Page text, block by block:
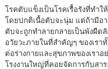
โรคตับแข็งเป็นโรคเรื้อรังที่ทำใ
โดยปกติเนื้อตับจะนุ่ม แต่ถ้ามีอ
ตับจะถูกทำลายกลายเป็นพังผืด
อวัยวะภายในที่สำคัญๆ ของเร
ต่อร่างกายและสุขภาพของเรา
โรงงานใหญ่ที่คอยจัดการกับสาร